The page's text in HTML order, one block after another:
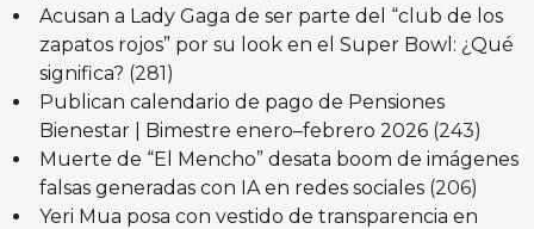
Acusan a Lady Gaga de ser parte del “club de los
zapatos rojos” por su look en el Super Bowl: ¿Qué
significa? (281)
Publican calendario de pago de Pensiones
Bienestar | Bimestre enero–febrero 2026 (243)
Muerte de “El Mencho” desata boom de imágenes
falsas generadas con IA en redes sociales (206)
Yeri Mua posa con vestido de transparencia en